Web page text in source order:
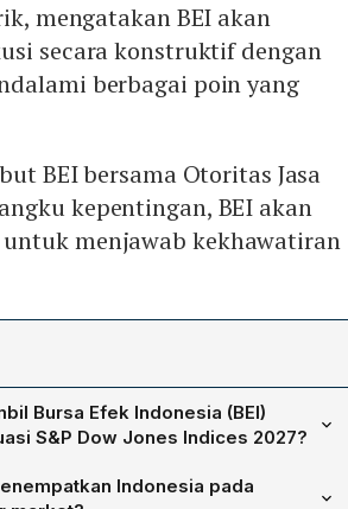
mengatakan BEI akan
secara konstruktif dengan
berbagai poin yang
BEI bersama Otoritas Jasa
kepentingan, BEI akan
menjawab kekhawatiran
Bursa Efek Indonesia (BEI)
S&P Dow Jones Indices 2027?
bahwa BEI akan menjalin
Indices untuk menelaah setiap poin
Indonesia pada